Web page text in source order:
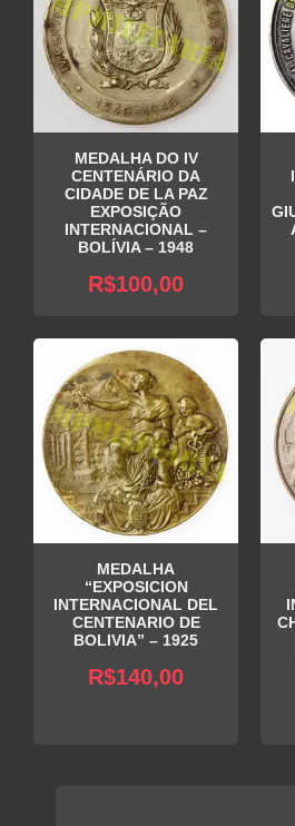
MEDALHA DO IV
CENTENÁRIO DA
CIDADE DE LA PAZ
EXPOSIÇÃO
INTERNACIONAL –
BOLÍVIA – 1948
R$100,00
MEDALHA
“EXPOSICION
INTERNACIONAL DEL
CENTENARIO DE
BOLIVIA” – 1925
R$140,00